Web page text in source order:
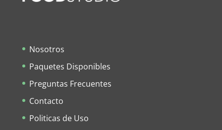
Nosotros
Paquetes Disponibles
Preguntas Frecuentes
Contacto
Politicas de Uso